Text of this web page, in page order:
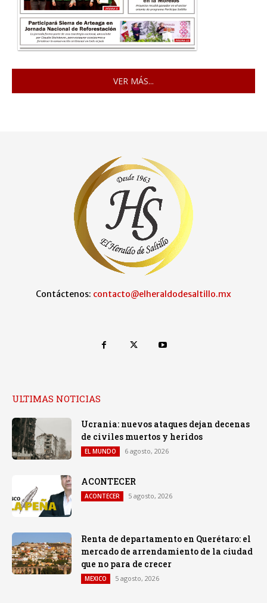
VER MÁS...
Contáctenos: contacto@elheraldodesaltillo.mx
ULTIMAS NOTICIAS
Ucrania: nuevos ataques dejan decenas
de civiles muertos y heridos
EL MUNDO 6 agosto, 2026
ACONTECER
ACONTECER 5 agosto, 2026
Renta de departamento en Querétaro: el
mercado de arrendamiento de la ciudad
que no para de crecer
MEXICO 5 agosto, 2026